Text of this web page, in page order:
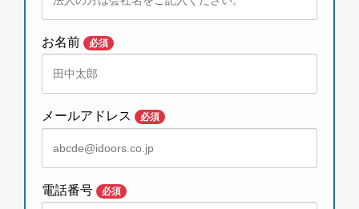
お名前 必須
メールアドレス 必須
電話番号 必須